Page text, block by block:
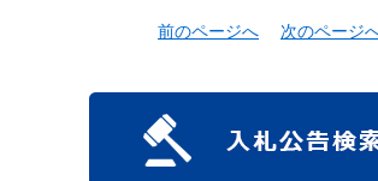
前のページへ 次のページ